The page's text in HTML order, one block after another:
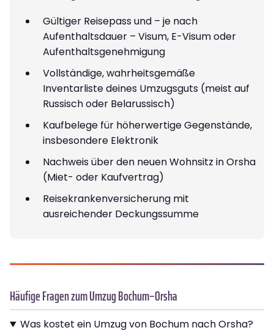
Gültiger Reisepass und – je nach
Aufenthaltsdauer – Visum, E-Visum oder
Aufenthaltsgenehmigung
Vollständige, wahrheitsgemäße
Inventarliste deines Umzugsguts (meist auf
Russisch oder Belarussisch)
Kaufbelege für höherwertige Gegenstände,
insbesondere Elektronik
Nachweis über den neuen Wohnsitz in Orsha
(Miet- oder Kaufvertrag)
Reisekrankenversicherung mit
ausreichender Deckungssumme
Häufige Fragen zum Umzug Bochum–Orsha
Was kostet ein Umzug von Bochum nach Orsha?